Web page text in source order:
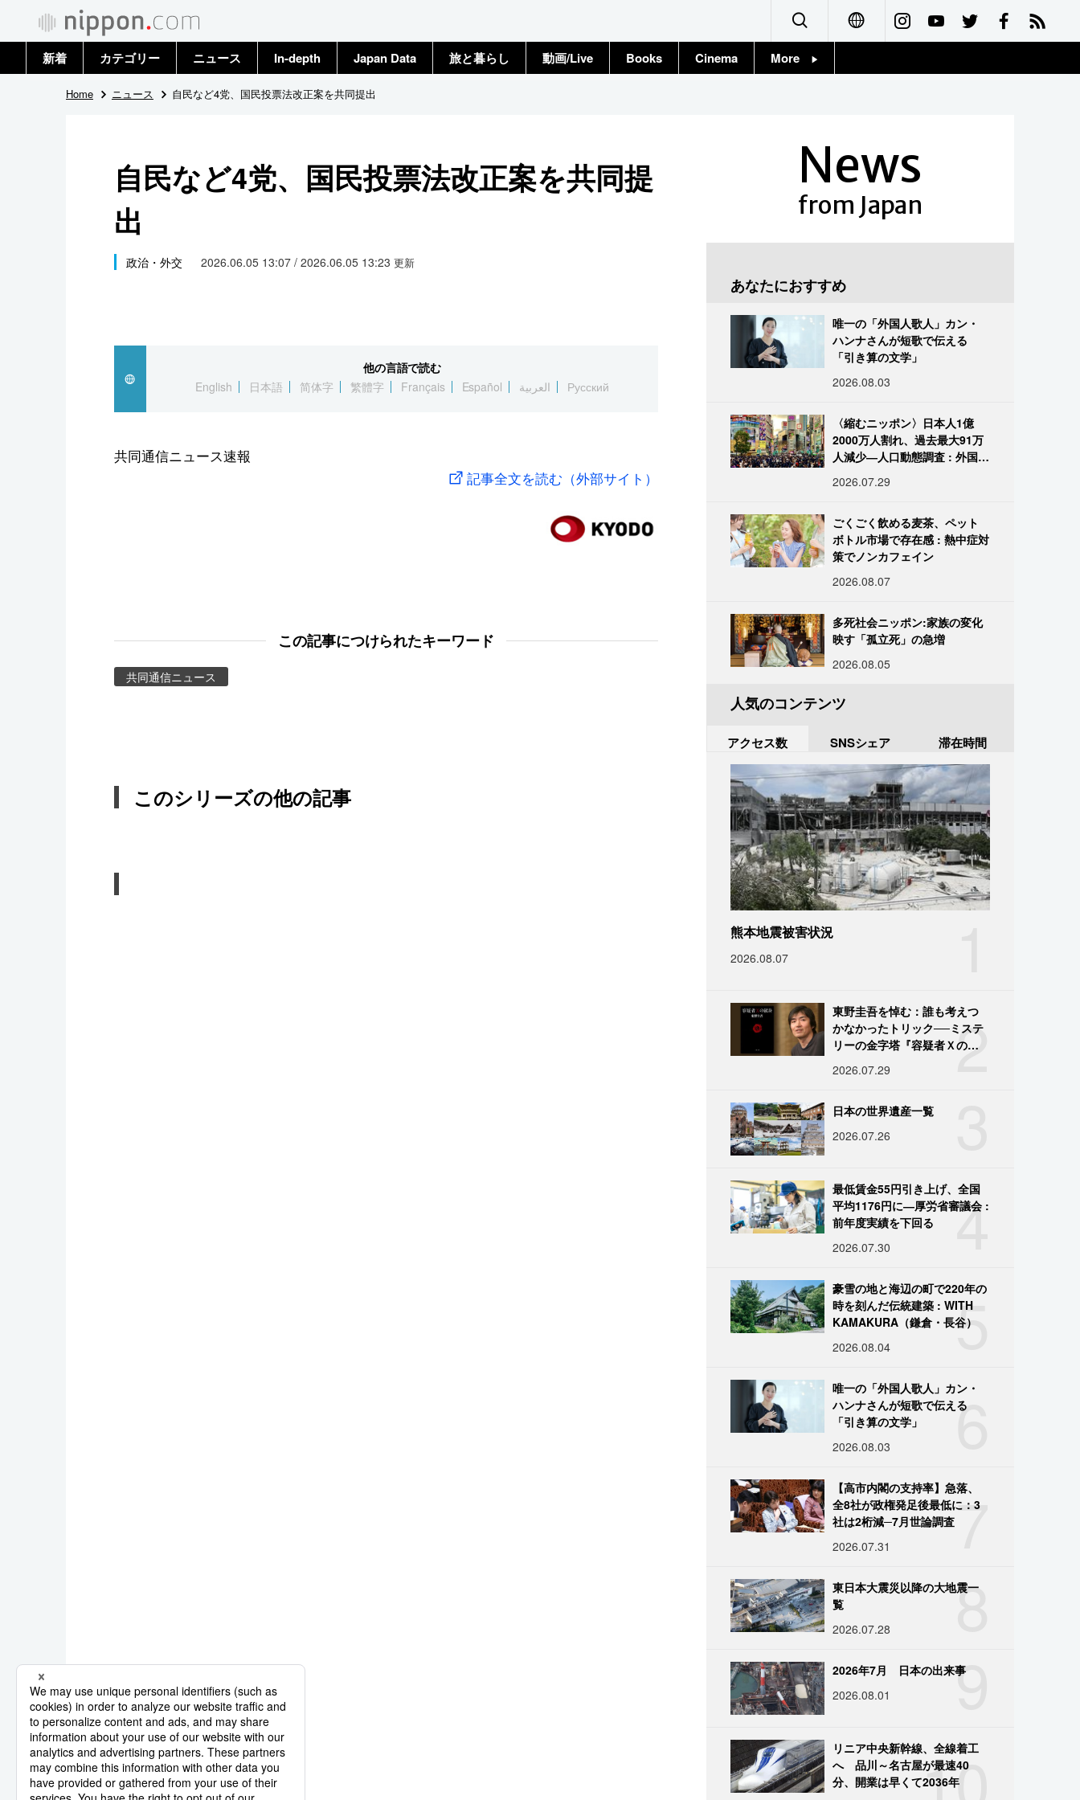
Français
新着 カテゴリー
政治・外交
国際
社会
文化
スポーツ・東京2020
ニュース
トップ
In-depth Japan Data 旅と暮らし 動画/Live Books Cinema More
Home ニュース 自民など4党、国民投票法改正案を共同提出
自民など4党、国民投票法改正案を共同提
出
政治・外交 2026.06.05 13:07 / 2026.06.05 13:23 更新
他の言語で読む
English
日本語 简体字 繁體字 Français Español العربية Русский
共同通信ニュース速報
記事全文を読む（外部サイト）
この記事につけられたキーワード
共同通信ニュース
このシリーズの他の記事
News
from Japan
あなたにおすすめ
唯一の「外国人歌人」カン・
ハンナさんが短歌で伝える
「引き算の文学」
2026.08.03
〈縮むニッポン〉日本人1億
2000万人割れ、過去最大91万
人減少―人口動態調査 : 外国人
2026.07.29
ごくごく飲める麦茶、ペット
ボトル市場で存在感 : 熱中症対
策でノンカフェイン
2026.08.07
多死社会ニッポン:家族の変化
映す「孤立死」の急増
2026.08.05
人気のコンテンツ
アクセス数 SNSシェア 滞在時間
熊本地震被害状況
2026.08.07
2
東野圭吾を悼む：誰も考えつ
かなかったトリック──ミステ
リーの金字塔『容疑者Ｘの献
2026.07.29
日本の世界遺産一覧
2026.07.26
4
最低賃金55円引き上げ、全国
平均1176円に―厚労省審議会 :
前年度実績を下回る
2026.07.30
5
豪雪の地と海辺の町で220年の
時を刻んだ伝統建築 : WITH
KAMAKURA（鎌倉・長谷）
2026.08.04
6
唯一の「外国人歌人」カン・
ハンナさんが短歌で伝える
「引き算の文学」
2026.08.03
7
【高市内閣の支持率】急落、
全8社が政権発足後最低に：3
社は2桁減─7月世論調査
2026.07.31
8
東日本大震災以降の大地震一
覧
2026.07.28
9
2026年7月 日本の出来事
2026.08.01
10
リニア中央新幹線、全線着工
へ 品川～名古屋が最速40
分、開業は早くて2036年